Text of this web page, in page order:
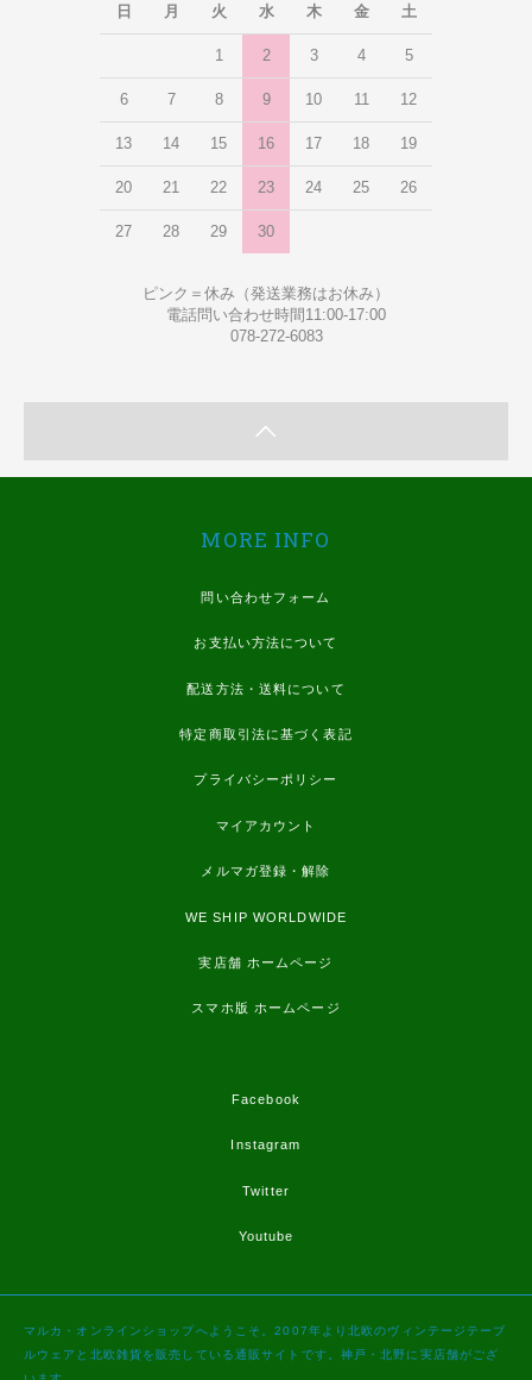
日
月 火 水 木 金 土
1 2 3 4 5
6 7 8 9 10 11 12
13 14 15 16 17 18 19
20 21 22 23 24 25 26
27 28 29 30
ピンク＝休み（発送業務はお休み）
電話問い合わせ時間11:00-17:00
078-272-6083
MORE INFO
問い合わせフォーム
お支払い方法について
配送方法・送料について
特定商取引法に基づく表記
プライバシーポリシー
マイアカウント
メルマガ登録・解除
WE SHIP WORLDWIDE
実店舗 ホームページ
スマホ版 ホームページ
Facebook
Instagram
Twitter
Youtube
マルカ・オンラインショップへようこそ。2007年より北欧のヴィンテージテーブ
ルウェアと北欧雑貨を販売している通販サイトです。神戸・北野に実店舗がござ